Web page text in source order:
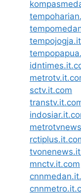
sctv.it.com
mnctv.it.com